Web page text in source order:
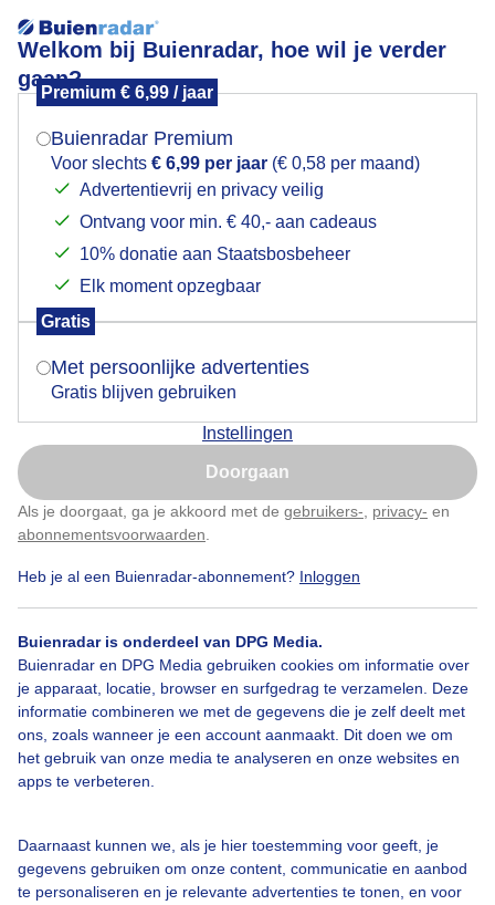
Welkom bij Buienradar, hoe wil je verder
gaan?
Premium € 6,99 / jaar
Buienradar Premium
Voor slechts € 6,99 per jaar (€ 0,58 per maand)
Advertentievrij en privacy veilig
Ontvang voor min. € 40,- aan cadeaus
10% donatie aan Staatsbosbeheer
Elk moment opzegbaar
Gratis
Met persoonlijke advertenties
Gratis blijven gebruiken
Instellingen
Doorgaan
Als je doorgaat, ga je akkoord met de gebruikers- privacy- en
abonnementsvoorwaarden
Heb je al een Buienradar-abonnement? Inloggen
Buienradar is onderdeel van DPG Media.
Buienradar en DPG Media gebruiken cookies om informatie over
je apparaat, locatie, browser en surfgedrag te verzamelen. Deze
informatie combineren we met de gegevens die je zelf deelt met
ons, zoals wanneer je een account aanmaakt. Dit doen we om
het gebruik van onze media te analyseren en onze websites en
apps te verbeteren.
Daarnaast kunnen we, als je hier toestemming voor geeft, je
gegevens gebruiken om onze content, communicatie en aanbod
te personaliseren en je relevante advertenties te tonen, en voor
Rond de middag werd het zonnig!
Natuur
Door: Diana Huntjens Gemaakt: 10-10-2025, 264x bekeken
Natuur Herfstkleuren Herfst Zon
Bekijk slideshow
Een moment geduld aub...
Mogen we je locatie gebruiken voor het
Indien je hier nog geen akkoord op hebt gegeven,
verschijnt er zo een pop-up uit je browser waarin
Is goed, toon de popup
Nu niet, misschien later
Klik hierom dit aan te passen